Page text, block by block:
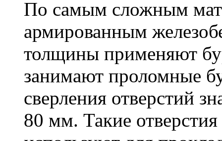
По самым сложным
армированным
толщины применяют
занимают проломные
сверления отверстий
80 мм. Такие